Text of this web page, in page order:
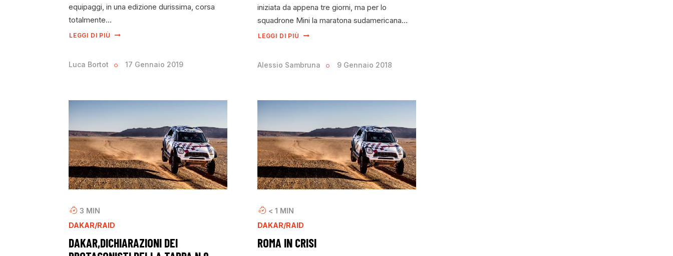
equipaggi, in una edizione durissima, corsa
totalmente…
LEGGI DI PIÙ
Luca Bortot 17 Gennaio 2019
iniziata da appena tre giorni, ma per lo
squadrone Mini la maratona sudamericana…
LEGGI DI PIÙ
Alessio Sambruna 9 Gennaio 2018
3 MIN
DAKAR/RAID
DAKAR,DICHIARAZIONI DEI
< 1 MIN
DAKAR/RAID
ROMA IN CRISI